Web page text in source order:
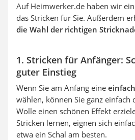
Auf Heimwerker.de haben wir
das Stricken für Sie. Außerdem
die Wahl der richtigen
1. Stricken für Anfänger:
guter Einstieg
Wenn Sie am Anfang eine
wählen, können Sie ganz
Wolle einen schönen Effekt
Stricken lernen, eignen sich
etwa ein Schal am besten.